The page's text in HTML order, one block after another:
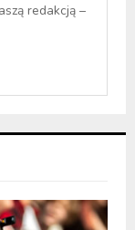
redakcją –